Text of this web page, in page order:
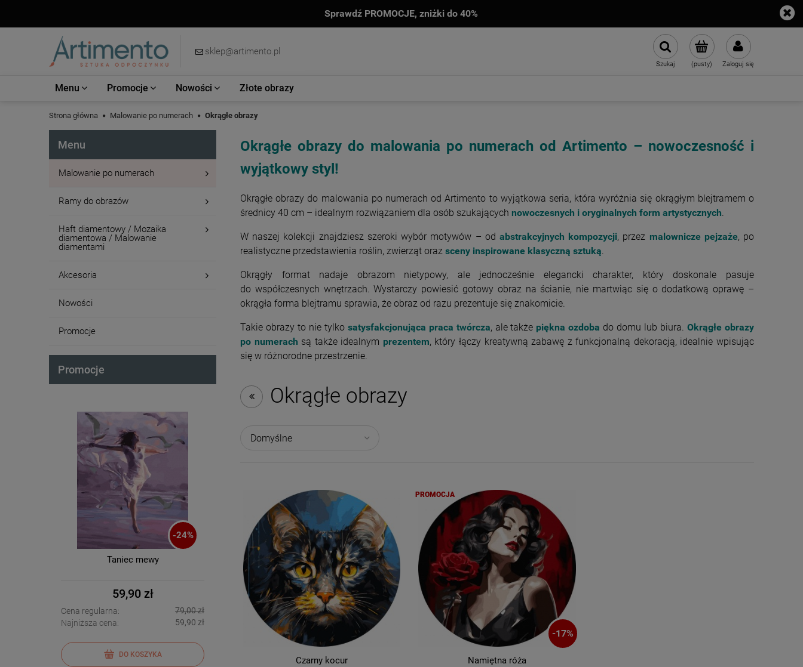
Sprawdź PROMOCJE, zniżki do 40%
sklep@artimento.pl
(pusty) Zaloguj się
Szukaj
Menu Promocje Nowości Złote obrazy
Strona główna Malowanie po numerach Okrągłe obrazy
Menu
Malowanie po numerach
Ramy do obrazów
Haft diamentowy / Mozaika
diamentowa / Malowanie
diamentami
Akcesoria
Nowości
Promocje
Promocje
-24%
Taniec mewy
59,90 zł
Cena regularna:
79,00 zł
Najniższa cena:
59,90 zł
DO KOSZYKA
Okrągłe obrazy do malowania po numerach od Artimento – nowoczesność i
wyjątkowy styl!
Okrągłe obrazy do malowania po numerach od Artimento to wyjątkowa seria, która wyróżnia się okrągłym blejtramem o
średnicy 40 cm – idealnym rozwiązaniem dla osób szukających nowoczesnych i oryginalnych form artystycznych.
W naszej kolekcji znajdziesz szeroki wybór motywów – od abstrakcyjnych kompozycji, przez malownicze pejzaże, po
realistyczne przedstawienia roślin, zwierząt oraz sceny inspirowane klasyczną sztuką.
Okrągły format nadaje obrazom nietypowy, ale jednocześnie elegancki charakter, który doskonale pasuje
do współczesnych wnętrzach. Wystarczy powiesić gotowy obraz na ścianie, nie martwiąc się o dodatkową oprawę –
okrągła forma blejtramu sprawia, że obraz od razu prezentuje się znakomicie.
Takie obrazy to nie tylko satysfakcjonująca praca twórcza, ale także piękna ozdoba do domu lub biura.Okrągłe obrazy
po numerach są także idealnym prezentem, który łączy kreatywną zabawę z funkcjonalną dekoracją, idealnie wpisując
się w różnorodne przestrzenie.
Okrągłe obrazy
Czarny kocur
-17%
Namiętna róża
PROMOCJA